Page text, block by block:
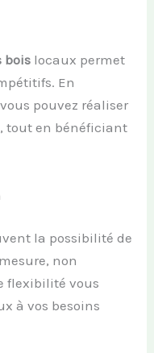
bois locaux permet
En
pouvez réaliser
tout en bénéficiant
la possibilité de
non
flexibilité vous
à vos besoins